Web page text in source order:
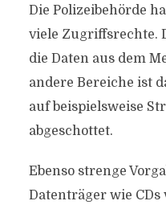
Die Polizeibehörde
viele Zugriffsrechte.
die Daten aus dem
andere Bereiche ist
auf beispielsweise
abgeschottet.
Ebenso strenge
Datenträger wie